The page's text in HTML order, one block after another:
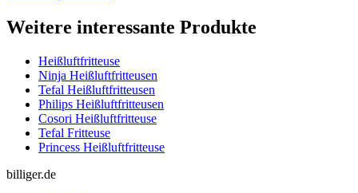
Weitere interessante Produkte
Heißluftfritteuse
Ninja Heißluftfritteusen
Tefal Heißluftfritteusen
Philips Heißluftfritteusen
Cosori Heißluftfritteuse
Tefal Fritteuse
Princess Heißluftfritteuse
billiger.de